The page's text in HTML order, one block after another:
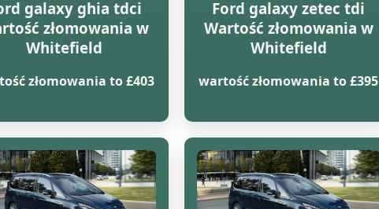
galaxy ghia tdci
złomowania w
Whitefield
złomowania to £403
Ford galaxy zetec tdi
Wartość złomowania w
Whitefield
wartość złomowania to £395